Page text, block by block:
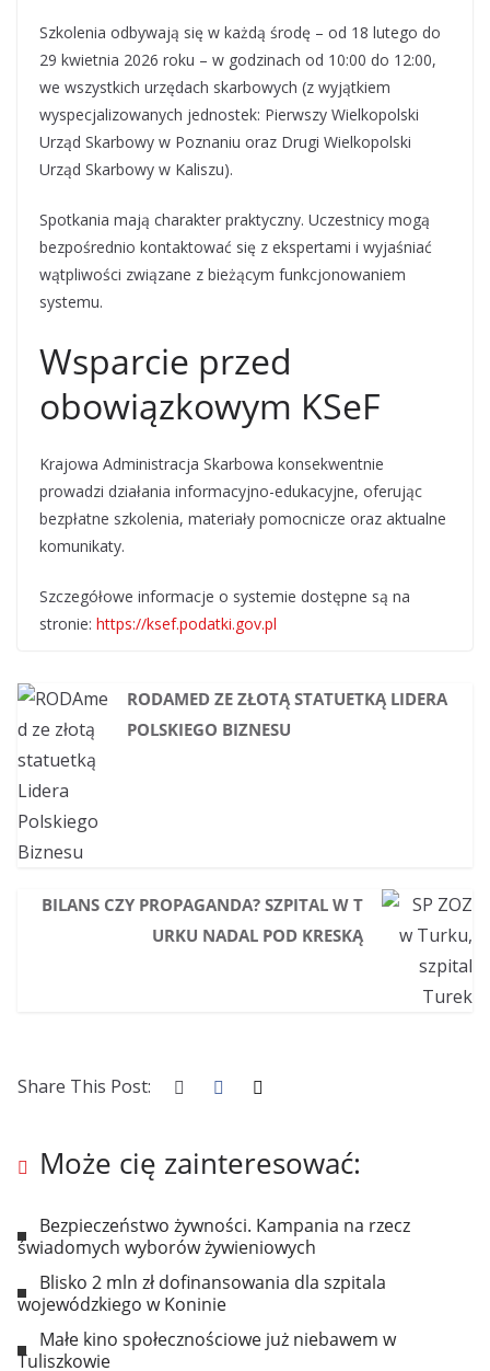
Szkolenia odbywają się w każdą środę – od 18 lutego do
29 kwietnia 2026 roku – w godzinach od 10:00 do 12:00,
we wszystkich urzędach skarbowych (z wyjątkiem
wyspecjalizowanych jednostek: Pierwszy Wielkopolski
Urząd Skarbowy w Poznaniu oraz Drugi Wielkopolski
Urząd Skarbowy w Kaliszu).
Spotkania mają charakter praktyczny. Uczestnicy mogą
bezpośrednio kontaktować się z ekspertami i wyjaśniać
wątpliwości związane z bieżącym funkcjonowaniem
systemu.
Wsparcie przed
obowiązkowym KSeF
Krajowa Administracja Skarbowa konsekwentnie
prowadzi działania informacyjno-edukacyjne, oferując
bezpłatne szkolenia, materiały pomocnicze oraz aktualne
komunikaty.
Szczegółowe informacje o systemie dostępne są na
stronie: https://ksef.podatki.gov.pl
RODAMED ZE ZŁOTĄ STATUETKĄ LIDERA
POLSKIEGO BIZNESU
BILANS CZY PROPAGANDA? SZPITAL W T
URKU NADAL POD KRESKĄ
Share This Post:
Może cię zainteresować:
Bezpieczeństwo żywności. Kampania na rzecz
świadomych wyborów żywieniowych
Blisko 2 mln zł dofinansowania dla szpitala
wojewódzkiego w Koninie
Małe kino społecznościowe już niebawem w
Tuliszkowie